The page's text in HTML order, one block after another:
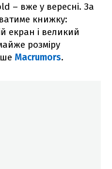
– вже у вересні. За
книжку:
екран і великий
розміру
Macrumors.